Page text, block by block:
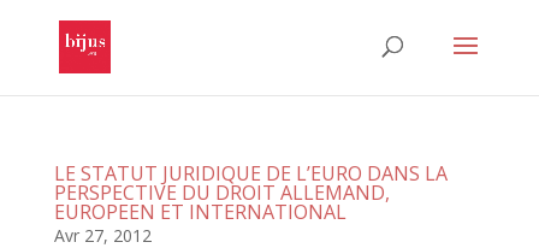
LE STATUT JURIDIQUE DE L’EURO DANS LA
PERSPECTIVE DU DROIT ALLEMAND,
EUROPEEN ET INTERNATIONAL
Avr 27, 2012